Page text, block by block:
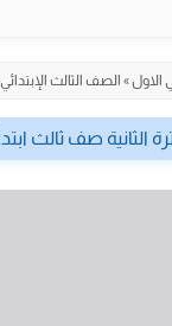
الاول» الصف الثالث الإبتدائي
الثانية صف ثالث